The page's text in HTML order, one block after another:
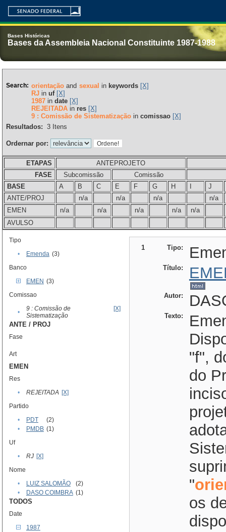
Bases Históricas
Bases da Assembleia Nacional Constituinte 1987-1988
Search: orientaçãoand sexual in keywords [X]
RJin uf [X]
1987in date [X]
REJEITADAin res [X]
9 : Comissão de Sistematizaçãoin comissao [X]
Resultados: 3Itens
Ordernar por:
ETAPAS
ANTEPROJETO
FASE
Subcomissão
Comissão
BASE
A B C E F G H
J
ANTE/PROJ
n/a n/a n/a
n/a
EMEN
n/a n/a n/a n/a
n/a
AVULSO
Tipo
•
Emenda (3)
Banco
EMEN (3)
Comissao
•
9 : Comissão de
Sistematização
[X]
ANTE / PROJ
Fase
Art
EMEN
Res
•
REJEITADA [X]
Partido
•
PDT
(2)
•
PMDB (1)
Uf
•
RJ [X]
Nome
•
LUIZ SALOMÃO
(2)
•
DASO COIMBRA (1)
TODOS
Date
1987
1 Tipo:
Título:
Autor:
Texto:
"f",
do
"
os